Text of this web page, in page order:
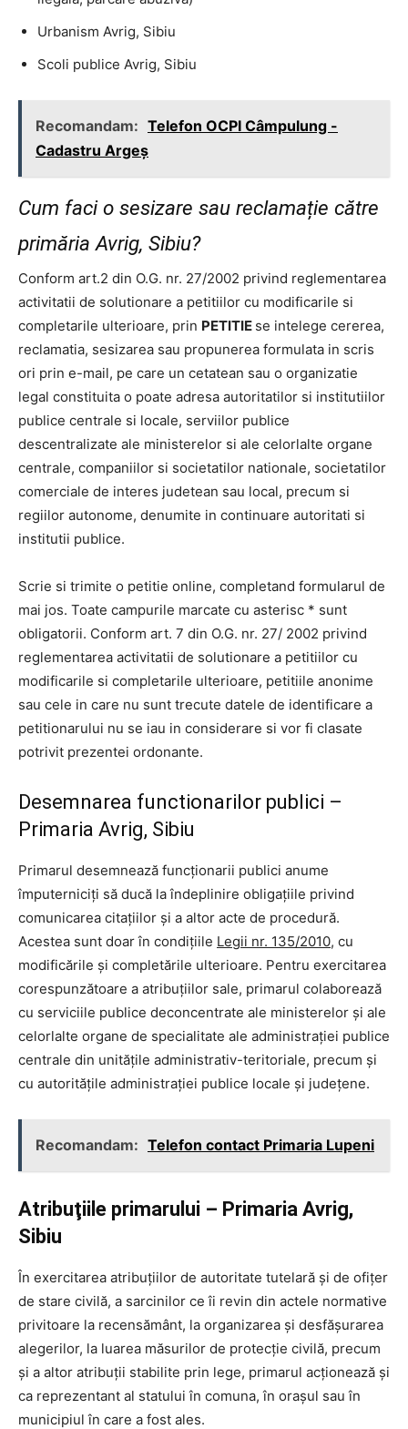
Urbanism Avrig, Sibiu
Scoli publice Avrig, Sibiu
Recomandam: Telefon OCPI Câmpulung -
Cadastru Argeş
Cum faci o sesizare sau reclamație către
primăria Avrig, Sibiu?
Conform art.2 din O.G. nr. 27/2002 privind reglementarea
activitatii de solutionare a petitiilor cu modificarile si
completarile ulterioare, prin PETITIE se intelege cererea,
reclamatia, sesizarea sau propunerea formulata in scris
ori prin e-mail, pe care un cetatean sau o organizatie
legal constituita o poate adresa autoritatilor si institutiilor
publice centrale si locale, serviilor publice
descentralizate ale ministerelor si ale celorlalte organe
centrale, companiilor si societatilor nationale, societatilor
comerciale de interes judetean sau local, precum si
regiilor autonome, denumite in continuare autoritati si
institutii publice.
Scrie si trimite o petitie online, completand formularul de
mai jos. Toate campurile marcate cu asterisc * sunt
obligatorii. Conform art. 7 din O.G. nr. 27/ 2002 privind
reglementarea activitatii de solutionare a petitiilor cu
modificarile si completarile ulterioare, petitiile anonime
sau cele in care nu sunt trecute datele de identificare a
petitionarului nu se iau in considerare si vor fi clasate
potrivit prezentei ordonante.
Desemnarea functionarilor publici –
Primaria Avrig, Sibiu
Primarul desemnează funcţionarii publici anume
împuterniciţi să ducă la îndeplinire obligaţiile privind
comunicarea citaţiilor şi a altor acte de procedură.
Acestea sunt doar în condiţiile Legii nr. 135/2010, cu
modificările şi completările ulterioare. Pentru exercitarea
corespunzătoare a atribuţiilor sale, primarul colaborează
cu serviciile publice deconcentrate ale ministerelor şi ale
celorlalte organe de specialitate ale administraţiei publice
centrale din unităţile administrativ-teritoriale, precum şi
cu autorităţile administraţiei publice locale şi judeţene.
Recomandam: Telefon contact Primaria Lupeni
Atribuţiile primarului – Primaria Avrig,
Sibiu
În exercitarea atribuţiilor de autoritate tutelară şi de ofiţer
de stare civilă, a sarcinilor ce îi revin din actele normative
privitoare la recensământ, la organizarea şi desfăşurarea
alegerilor, la luarea măsurilor de protecţie civilă, precum
şi a altor atribuţii stabilite prin lege, primarul acţionează şi
ca reprezentant al statului în comuna, în oraşul sau în
municipiul în care a fost ales.